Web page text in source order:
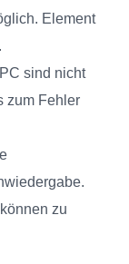
Element
sind nicht
zum Fehler
zu